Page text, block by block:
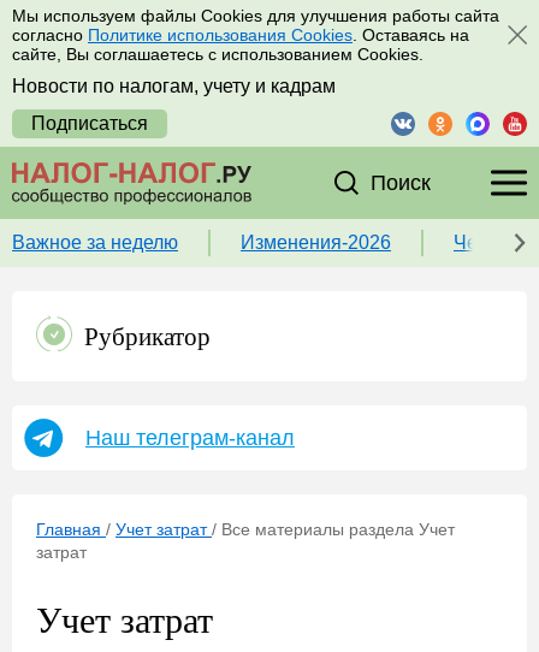
Мы используем файлы Cookies для улучшения работы сайта
согласно Политике использования Cookies . Оставаясь на
сайте, Вы соглашаетесь с использованием Cookies.
Новости по налогам, учету и кадрам
Подписаться
Поиск
Важное за неделю Изменения-2026 Чек-
Рубрикатор
Наш телеграм-канал
Главная / Учет затрат / Все материалы раздела Учет
затрат
Учет затрат